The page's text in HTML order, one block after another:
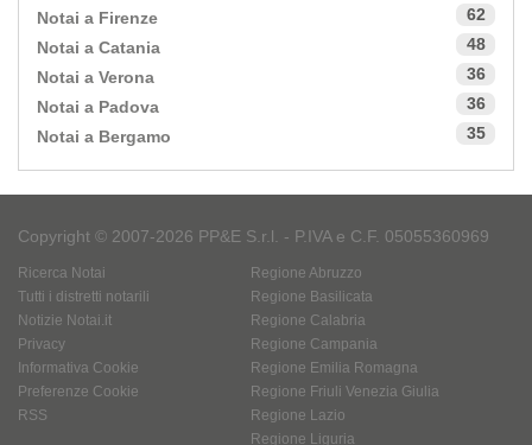
Notai a Firenze
62
Notai a Catania
48
Notai a Verona
36
Notai a Padova
36
Notai a Bergamo
35
Copyright © 2007-2026 PP&E S.r.l. - P.IVA e C.F. 05055360969
Ricerca Notai
Tutti i distretti notarili
Notizie Notai.it
Privacy
Informativa Cookie
Preferenze Cookie
RSS
Regione Abruzzo
Regione Basilicata
Regione Calabria
Regione Campania
Regione Emilia Romagna
Regione Friuli Venezia Giulia
Regione Lazio
Regione Liguria